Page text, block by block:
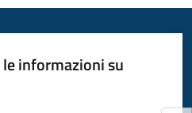
informazioni su